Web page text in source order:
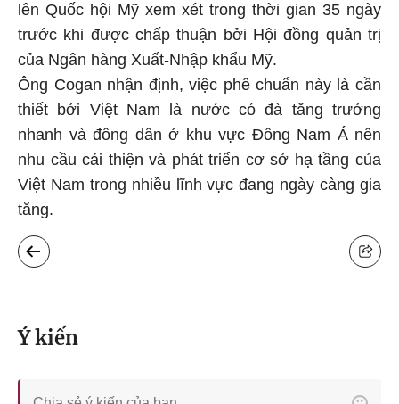
lên Quốc hội Mỹ xem xét trong thời gian 35 ngày
trước khi được chấp thuận bởi Hội đồng quản trị
của Ngân hàng Xuất-Nhập khẩu Mỹ.
Ông Cogan nhận định, việc phê chuẩn này là cần
thiết bởi Việt Nam là nước có đà tăng trưởng
nhanh và đông dân ở khu vực Đông Nam Á nên
nhu cầu cải thiện và phát triển cơ sở hạ tầng của
Việt Nam trong nhiều lĩnh vực đang ngày càng gia
tăng.
Ý kiến